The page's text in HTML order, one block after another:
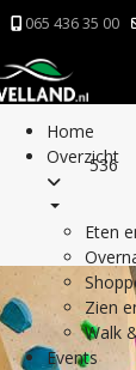
065 436 35 00
Home
Overzicht
Eten
Zien
Walk
Events
536